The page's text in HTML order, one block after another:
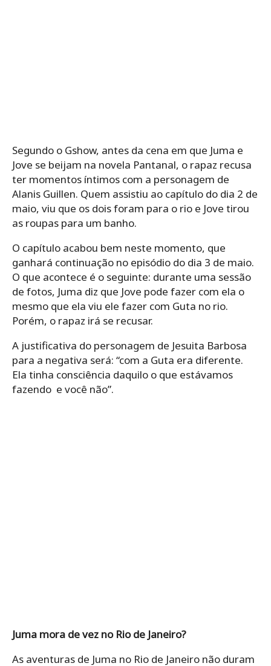
Segundo o Gshow, antes da cena em que Juma e
Jove se beijam na novela Pantanal, o rapaz recusa
ter momentos íntimos com a personagem de
Alanis Guillen. Quem assistiu ao capítulo do dia 2 de
maio, viu que os dois foram para o rio e Jove tirou
as roupas para um banho.
O capítulo acabou bem neste momento, que
ganhará continuação no episódio do dia 3 de maio.
O que acontece é o seguinte: durante uma sessão
de fotos, Juma diz que Jove pode fazer com ela o
mesmo que ela viu ele fazer com Guta no rio.
Porém, o rapaz irá se recusar.
A justificativa do personagem de Jesuita Barbosa
para a negativa será: “com a Guta era diferente.
Ela tinha consciência daquilo o que estávamos
fazendo e você não”.
Juma mora de vez no Rio de Janeiro?
As aventuras de Juma no Rio de Janeiro não duram